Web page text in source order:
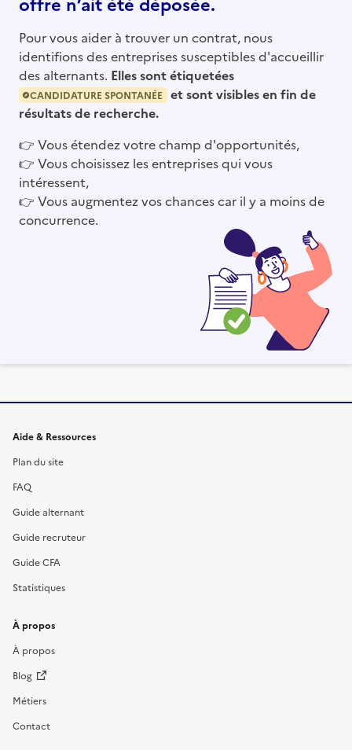
Pour vous aider à trouver un contrat, nous
identifions des entreprises susceptibles d'accueillir
des alternants. Elles sont étiquetées
CANDIDATURE SPONTANÉE
et sont visibles en fin de
résultats de recherche.
👉 Vous étendez votre champ d'opportunités,
👉 Vous choisissez les entreprises qui vous
intéressent,
👉 Vous augmentez vos chances car il y a moins de
concurrence.
Informations et liens du site
Aide & Ressources
Plan du site
FAQ
Guide alternant
Guide recruteur
Guide CFA
Statistiques
À propos
À propos
Blog
Métiers
Contact